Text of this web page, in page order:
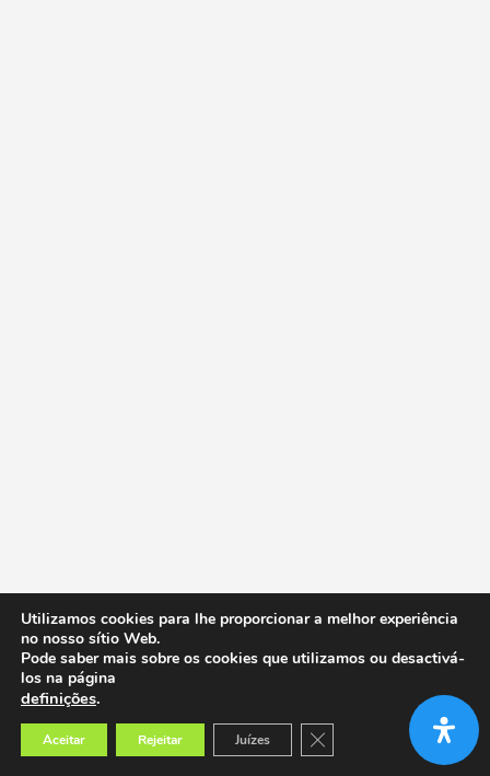
Utilizamos cookies para lhe proporcionar a melhor experiência
no nosso sítio Web.
Pode saber mais sobre os cookies que utilizamos ou desactivá-
los na página
definições.
Aceitar Rejeitar Juízes Close GDPR Cookie Banner